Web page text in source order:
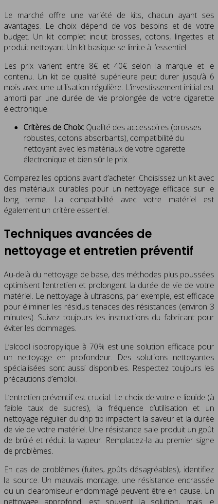
Le marché offre une variété de kits, chacun ayant ses
avantages. Le choix dépend de vos besoins et de votre
budget. Un kit complet inclut brosses, cotons, lingettes et
produit nettoyant. Un kit basique se limite à l’essentiel.
Les prix varient entre 8€ et 40€ selon la marque et le
contenu. Un kit de qualité supérieure peut durer jusqu’à 6
mois avec une utilisation régulière. L’investissement initial est
amorti par une durée de vie prolongée de votre cigarette
électronique.
Critères de Choix: Qualité des accessoires (brosses
robustes, cotons absorbants), compatibilité du
nettoyant avec les matériaux de votre cigarette
électronique et bien sûr le prix.
Comparez les options avant d’acheter. Choisissez un kit avec
des matériaux durables pour un nettoyage efficace sur le
long terme. La compatibilité avec votre matériel est
également un critère essentiel.
Techniques avancées de
nettoyage et entretien préventif
Au-delà du nettoyage de base, des méthodes plus poussées
optimisent l’entretien et prolongent la durée de vie de votre
matériel. Le nettoyage à ultrasons, par exemple, est efficace
pour éliminer les résidus tenaces des résistances (environ 3
minutes). Suivez toujours les instructions du fabricant pour
éviter les dommages.
L’alcool isopropylique à 70% est une solution efficace pour
un nettoyage en profondeur. Des solutions nettoyantes
spécialisées sont aussi disponibles. Respectez toujours les
précautions d’emploi.
L’entretien préventif est crucial. Le choix de votre e-liquide (à
faible taux de sucres), la fréquence d’utilisation et un
nettoyage régulier du drip tip impactent la saveur et la durée
de vie de votre matériel. Une résistance sale produit un goût
de brûlé et réduit la vapeur. Remplacez-la au premier signe
de problèmes.
En cas de problèmes (fuites, goûts désagréables), identifiez
la source. Un mauvais montage, une résistance encrassée
ou un clearomiseur endommagé peuvent être en cause. Un
nettoyage approfondi est souvent la solution, mais le